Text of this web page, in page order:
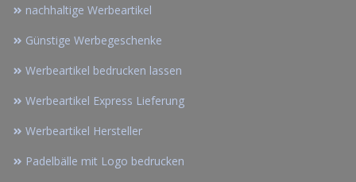
nachhaltige Werbeartikel
Günstige Werbegeschenke
Werbeartikel bedrucken lassen
Werbeartikel Express Lieferung
Werbeartikel Hersteller
Padelbälle mit Logo bedrucken